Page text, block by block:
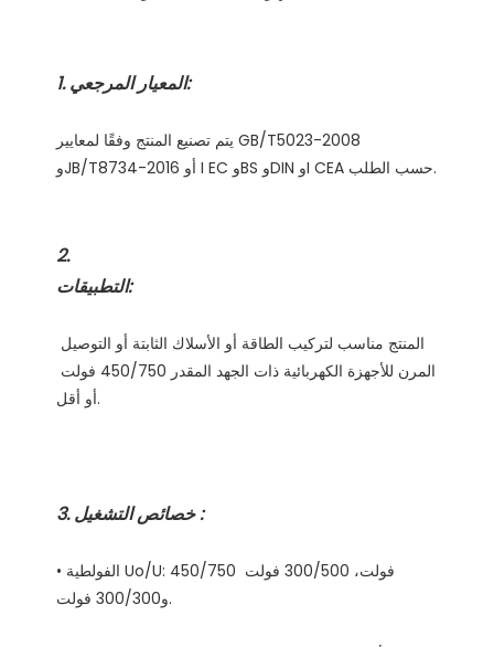
1. المعيار المرجعي:
يتم تصنيع المنتج وفقًا لمعايير GB/T5023-2008
2.
التطبيقات:
3. خصائص التشغيل :
• الفولطية Uo/U: 450/750 فولت، 300/500 فولت